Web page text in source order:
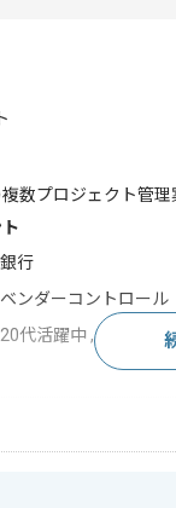
複数プロジェクト管
銀行
ベンダーコントロール
20代活躍中 , 30代活躍